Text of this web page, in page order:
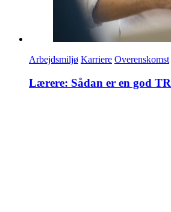
Arbejdsmiljø Karriere Overenskomst
Lærere: Sådan er en god TR